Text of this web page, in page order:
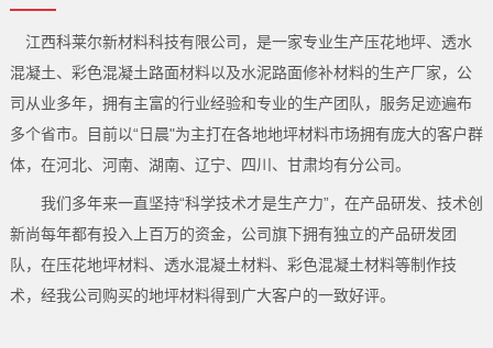
江西科莱尔新材料科技有限公司，是一家专业生产压花地坪、透水
混凝土、彩色混凝土路面材料以及水泥路面修补材料的生产厂家，公
司从业多年，拥有主富的行业经验和专业的生产团队，服务足迹遍布
多个省市。目前以“日晨"为主打在各地地坪材料市场拥有庞大的客户群
体，在河北、河南、湖南、辽宁、四川、甘肃均有分公司。
我们多年来一直坚持“科学技术才是生产力”，在产品研发、技术创
新尚每年都有投入上百万的资金，公司旗下拥有独立的产品研发团
队，在压花地坪材料、透水混凝土材料、彩色混凝土材料等制作技
术，经我公司购买的地坪材料得到广大客户的一致好评。